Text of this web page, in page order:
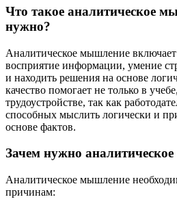
Что такое аналитическое
нужно?
Аналитическое мышление включает
восприятие информации, умение
и находить решения на основе
качество помогает не только в
трудоустройстве, так как
способных мыслить логически и
основе фактов.
Зачем нужно
Аналитическое мышление
причинам: